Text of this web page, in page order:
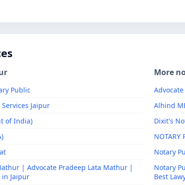
Public
Jaipur
of India)
| Advocate Pradeep Lata Mathur |
in Jaipur
More
Alhind
Dixit's
NOTARY
Notary
Notary
Best